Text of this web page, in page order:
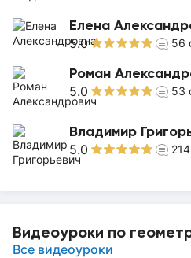
Елена
5.0 56
Роман
5.0 53
Владимир
5.0 214
Видеоуроки по
Все видеоуроки